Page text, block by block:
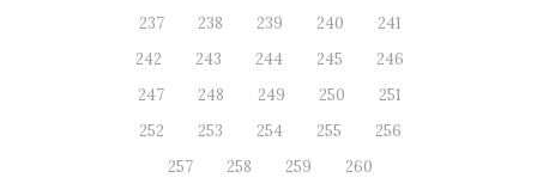
237
238 239 240
241
242
243 244 245
246
247
248 249 250
251
252
253 254 255
256
257
258 259 260